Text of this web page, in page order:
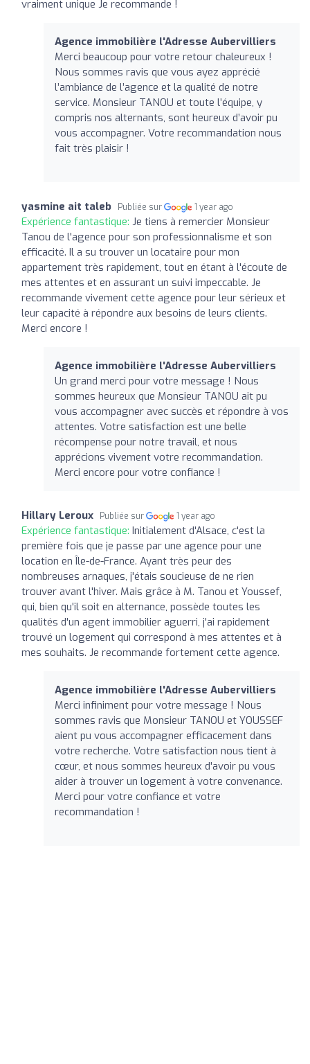
vraiment unique Je recommande !
Agence immobilière l'Adresse Aubervilliers
Merci beaucoup pour votre retour chaleureux !
Nous sommes ravis que vous ayez apprécié
l’ambiance de l’agence et la qualité de notre
service. Monsieur TANOU et toute l’équipe, y
compris nos alternants, sont heureux d’avoir pu
vous accompagner. Votre recommandation nous
fait très plaisir !
yasmine ait taleb Publiée sur 1 year ago
Expérience fantastique: Je tiens à remercier Monsieur
Tanou de l'agence pour son professionnalisme et son
efficacité. Il a su trouver un locataire pour mon
appartement très rapidement, tout en étant à l'écoute de
mes attentes et en assurant un suivi impeccable. Je
recommande vivement cette agence pour leur sérieux et
leur capacité à répondre aux besoins de leurs clients.
Merci encore !
Agence immobilière l'Adresse Aubervilliers
Un grand merci pour votre message ! Nous
sommes heureux que Monsieur TANOU ait pu
vous accompagner avec succès et répondre à vos
attentes. Votre satisfaction est une belle
récompense pour notre travail, et nous
apprécions vivement votre recommandation.
Merci encore pour votre confiance !
Hillary Leroux Publiée sur 1 year ago
Expérience fantastique: Initialement d'Alsace, c'est la
première fois que je passe par une agence pour une
location en Île-de-France. Ayant très peur des
nombreuses arnaques, j'étais soucieuse de ne rien
trouver avant l'hiver. Mais grâce à M. Tanou et Youssef,
qui, bien qu'il soit en alternance, possède toutes les
qualités d'un agent immobilier aguerri, j'ai rapidement
trouvé un logement qui correspond à mes attentes et à
mes souhaits. Je recommande fortement cette agence.
Agence immobilière l'Adresse Aubervilliers
Merci infiniment pour votre message ! Nous
sommes ravis que Monsieur TANOU et YOUSSEF
aient pu vous accompagner efficacement dans
votre recherche. Votre satisfaction nous tient à
cœur, et nous sommes heureux d'avoir pu vous
aider à trouver un logement à votre convenance.
Merci pour votre confiance et votre
recommandation !